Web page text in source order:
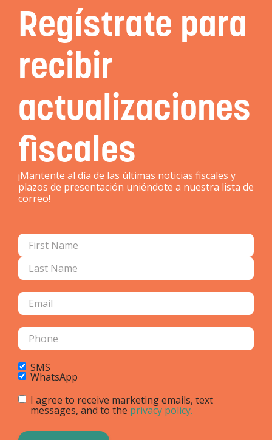
Regístrate para
recibir
actualizaciones
fiscales
¡Mantente al día de las últimas noticias fiscales y
plazos de presentación uniéndote a nuestra lista de
correo!
SMS
WhatsApp
I agree to receive marketing emails, text
messages, and to the privacy policy.